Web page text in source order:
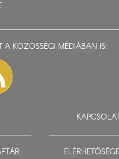
A KÖZÖSSÉGI MÉDIÁBAN IS: